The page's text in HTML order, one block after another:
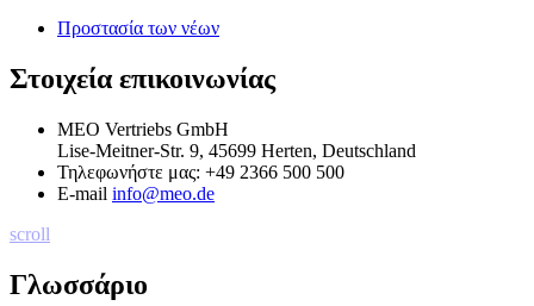
Προστασία των νέων
Στοιχεία επικοινωνίας
MEO Vertriebs GmbH
Lise-Meitner-Str. 9, 45699 Herten, Deutschland
Τηλεφωνήστε μας: +49 2366 500 500
E-mail info@meo.de
scroll
Γλωσσάριο